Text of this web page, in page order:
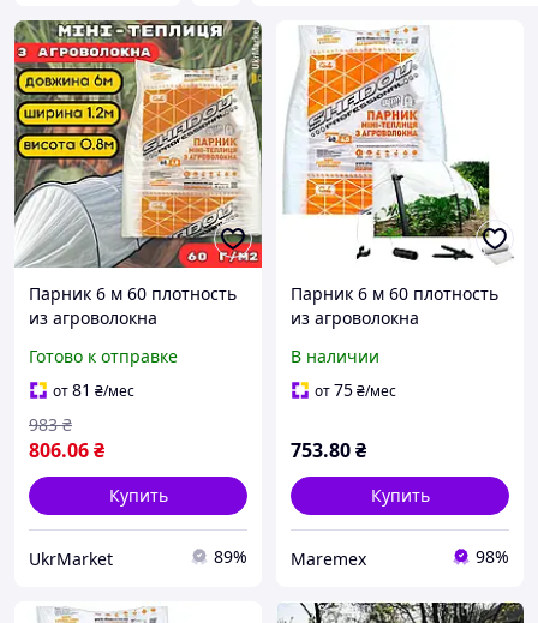
Парник 6 м 60 плотность
из агроволокна
теплица арочная из
спанбонда)
Готово к отправке
от81 ₴/мес
806.06₴
983 ₴
Купить
UkrMarket 89%
Парник 6 м 60 плотность
из агроволокна
теплица арочная из
спанбонда)
В наличии
от75₴/мес
753.80₴
Купить
Maremex 98%